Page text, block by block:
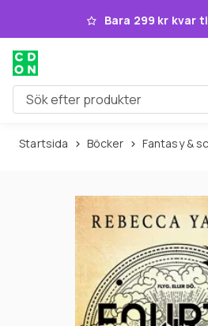
Hoppa till huvudinnehållet
Bara 299 kr kvar
Sök efter produkter
Startsida Böcker Fantasy &